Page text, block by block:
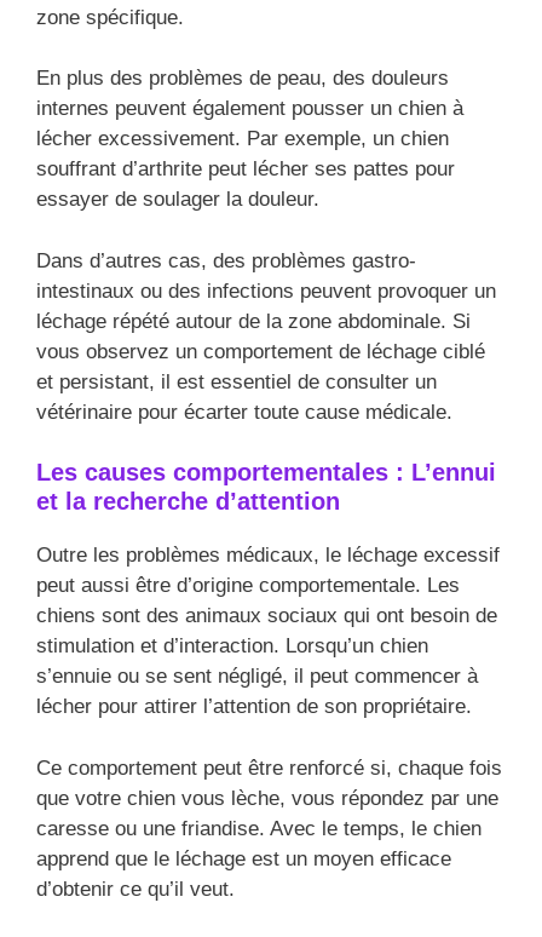
zone spécifique.
En plus des problèmes de peau, des douleurs
internes peuvent également pousser un chien à
lécher excessivement. Par exemple, un chien
souffrant d’arthrite peut lécher ses pattes pour
essayer de soulager la douleur.
Dans d’autres cas, des problèmes gastro-
intestinaux ou des infections peuvent provoquer un
léchage répété autour de la zone abdominale. Si
vous observez un comportement de léchage ciblé
et persistant, il est essentiel de consulter un
vétérinaire pour écarter toute cause médicale.
Les causes comportementales : L’ennui
et la recherche d’attention
Outre les problèmes médicaux, le léchage excessif
peut aussi être d’origine comportementale. Les
chiens sont des animaux sociaux qui ont besoin de
stimulation et d’interaction. Lorsqu’un chien
s’ennuie ou se sent négligé, il peut commencer à
lécher pour attirer l’attention de son propriétaire.
Ce comportement peut être renforcé si, chaque fois
que votre chien vous lèche, vous répondez par une
caresse ou une friandise. Avec le temps, le chien
apprend que le léchage est un moyen efficace
d’obtenir ce qu’il veut.